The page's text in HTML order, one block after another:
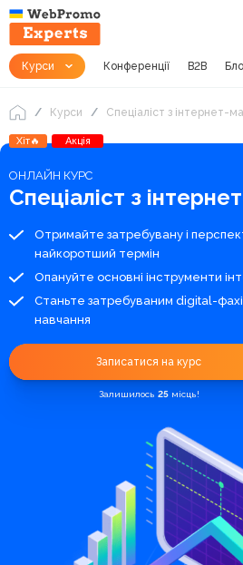
Курси Конференції B2B
Курси Спеціаліст з інтернет-
Хіт🔥 Акція
ОНЛАЙН КУРС
Спеціаліст з
Отримайте затребувану і
найкоротший термін
Опануйте основні інструменти
Станьте затребуваним digital-
навчання
Записатися на курс
Залишилось 25місць!